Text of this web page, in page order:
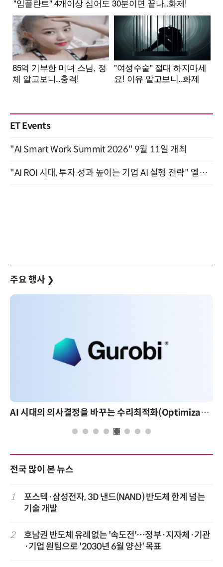
ET Events
"AI Smart Work Summit 2026" 9월 11일 개최
"AI ROI 시대, 투자 성과 높이는 기업 AI 실행 전략" 엘타워 6층 (9월 18일)
주요 행사 ❯
AI 시대의 의사결정을 바꾸는 수리최적화(Optimization): 실제 산업 적용 사례와 활용 전략
전국 많이 본 뉴스
1
포스텍·삼성전자, 3D 낸드(NAND) 반도체 한계 넘는
기술 개발
2
호남권 반도체 유례없는 '속도전'…정부·지자체·기관
·기업 원팀으로 '2030년 6월 양산' 목표